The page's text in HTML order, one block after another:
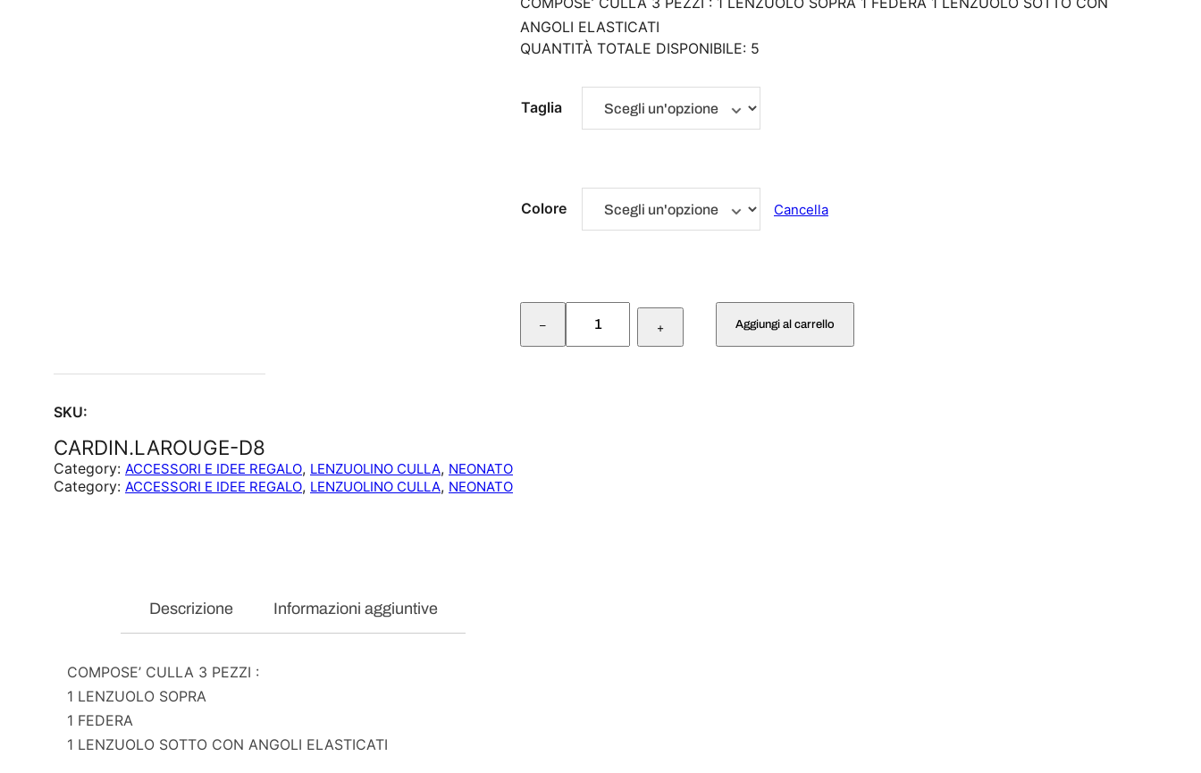
ANGOLI ELASTICATI
QUANTITÀ TOTALE DISPONIBILE: 5
Taglia
Colore Cancella
–
S
T
+ Aggiungi al carrello
SKU:
CARDIN.LAROUGE-D8
Category: ACCESSORI E IDEE REGALO, LENZUOLINO CULLA, NEONATO
Category: ACCESSORI E IDEE REGALO, LENZUOLINO CULLA, NEONATO
Descrizione Informazioni aggiuntive
COMPOSE’ CULLA 3 PEZZI :
1 LENZUOLO SOPRA
1 FEDERA
1 LENZUOLO SOTTO CON ANGOLI ELASTICATI